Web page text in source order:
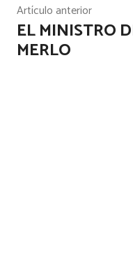
Artículo anterior
EL MINISTRO
MERLO